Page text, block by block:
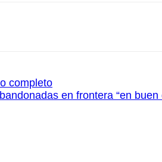
completo
en frontera “en buen